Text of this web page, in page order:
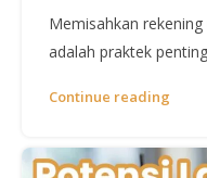
Memisahkan
adalah praktek
Continue reading